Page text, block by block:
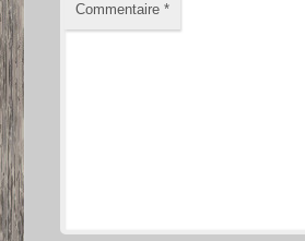
Commentaire*